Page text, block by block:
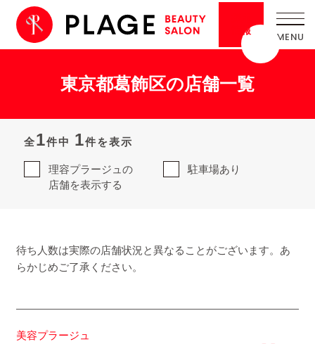
情報
東京都葛飾区の店舗一覧
全1件中 1件を表示
理容プラージュの
店舗を表示する
駐車場あり
待ち人数は実際の店舗状況と異なることがございます。あ
らかじめご了承ください。
美容プラージュ